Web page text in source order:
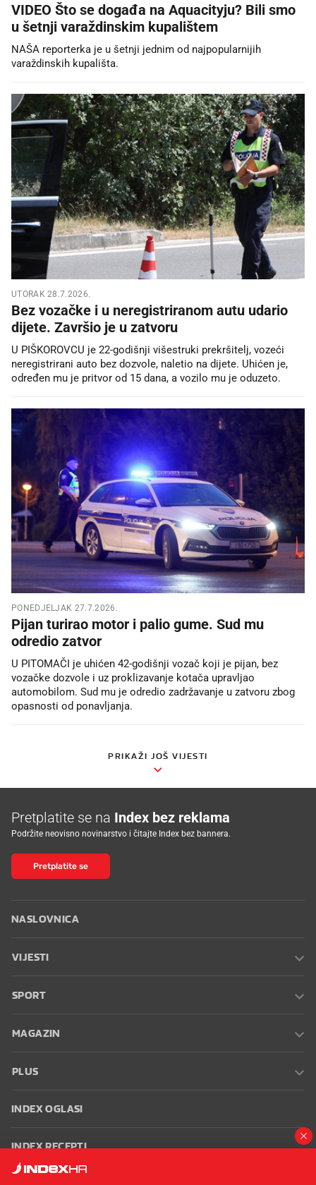
VIDEO Što se događa na Aquacityju? Bili smo
u šetnji varaždinskim kupalištem
NAŠA reporterka je u šetnji jednim od najpopularnijih
varaždinskih kupališta.
UTORAK 28.7.2026.
Bez vozačke i u neregistriranom autu udario
dijete. Završio je u zatvoru
U PIŠKOROVCU je 22-godišnji višestruki prekršitelj, vozeći
neregistrirani auto bez dozvole, naletio na dijete. Uhićen je,
određen mu je pritvor od 15 dana, a vozilo mu je oduzeto.
PONEDJELJAK 27.7.2026.
Pijan turirao motor i palio gume. Sud mu
odredio zatvor
U PITOMAČI je uhićen 42-godišnji vozač koji je pijan, bez
vozačke dozvole i uz proklizavanje kotača upravljao
automobilom. Sud mu je odredio zadržavanje u zatvoru zbog
opasnosti od ponavljanja.
PRIKAŽI JOŠ VIJESTI
Pretplatite se na Index bez reklama
Podržite neovisno novinarstvo i čitajte Index bez bannera.
Pretplatite se
NASLOVNICA
VIJESTI
SPORT
MAGAZIN
PLUS
INDEX OGLASI
INDEX RECEPTI